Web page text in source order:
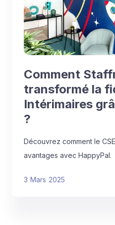
Comment
transformé la
Intérimaires
?
Découvrez comment le
avantages avec HappyPal.
3 Mars 2025